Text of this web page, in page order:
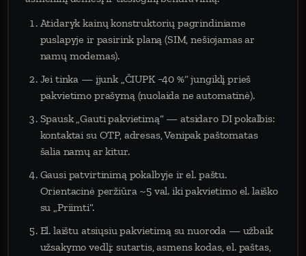
Atidaryk kainų konstruktorių pagrindiniame
puslapyje ir pasirink planą (SIM, nešiojamas ar
namų modemas).
Jei tinka — įjunk „ČIUPK −40 %“ jungiklį prieš
pakvietimo prašymą (nuolaida ne automatinė).
Spausk „Gauti pakvietimą“ — atsidaro DI pokalbis:
kontaktai su OTP, adresas, Venipak paštomatas
šalia namų ar kitur.
Gausi patvirtinimą pokalbyje ir el. paštu.
Orientacinė peržiūra ~5 val. iki pakvietimo el. laiško
su „Priimti“.
El. laištu atsiųsiu pakvietimą su nuoroda — užbaik
užsakymo vedlį: sutartis, asmens kodas, el. paštas,